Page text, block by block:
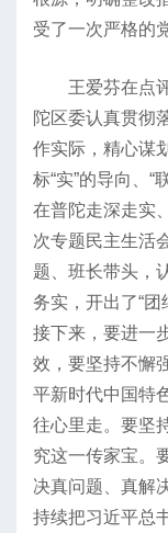
受了一次严格的
王爱芬在点
陀区委认真贯彻
作实际，精心谋
标“实”的导向、“
在普陀走深走实
次专题民主生活
题、班长带头，
务实，开出了“团
接下来，要进一
效，要坚持不懈
平新时代中国特
往心里走。要坚
究这一传家宝。
决真问题、真解
持续把习近平总